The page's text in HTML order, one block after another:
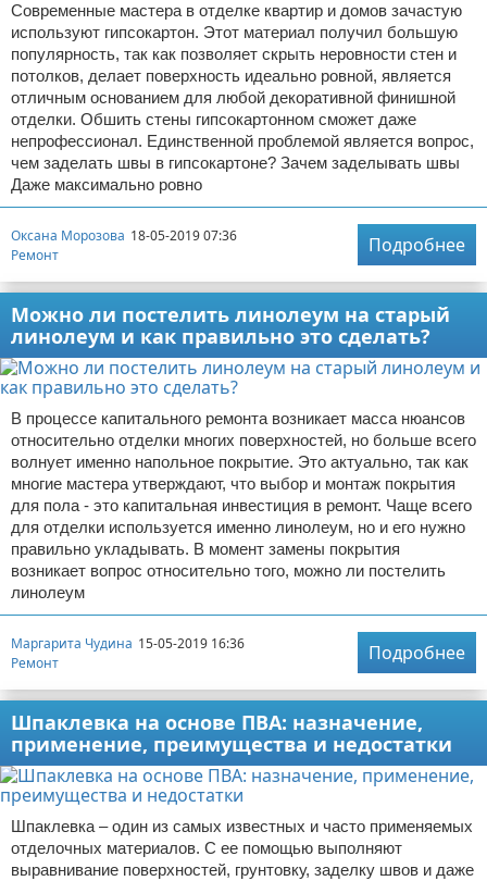
Современные мастера в отделке квартир и домов зачастую
используют гипсокартон. Этот материал получил большую
популярность, так как позволяет скрыть неровности стен и
потолков, делает поверхность идеально ровной, является
отличным основанием для любой декоративной финишной
отделки. Обшить стены гипсокартонном сможет даже
непрофессионал. Единственной проблемой является вопрос,
чем заделать швы в гипсокартоне? Зачем заделывать швы
Даже максимально ровно
Оксана Морозова 18-05-2019 07:36
Ремонт
Подробнее
Можно ли постелить линолеум на старый
линолеум и как правильно это сделать?
В процессе капитального ремонта возникает масса нюансов
относительно отделки многих поверхностей, но больше всего
волнует именно напольное покрытие. Это актуально, так как
многие мастера утверждают, что выбор и монтаж покрытия
для пола - это капитальная инвестиция в ремонт. Чаще всего
для отделки используется именно линолеум, но и его нужно
правильно укладывать. В момент замены покрытия
возникает вопрос относительно того, можно ли постелить
линолеум
Маргарита Чудина 15-05-2019 16:36
Ремонт
Подробнее
Шпаклевка на основе ПВА: назначение,
применение, преимущества и недостатки
Шпаклевка – один из самых известных и часто применяемых
отделочных материалов. С ее помощью выполняют
выравнивание поверхностей, грунтовку, заделку швов и даже